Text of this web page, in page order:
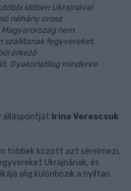
időben Ukrajnával
néhány orosz
nem
szállítanak fegyvereket.
érkező
Gyakorlatilag mindenre
álláspontját Irina Verescsuk
többek között azt sérelmezi,
Ukrajnának, és
alig különbözik a nyíltan